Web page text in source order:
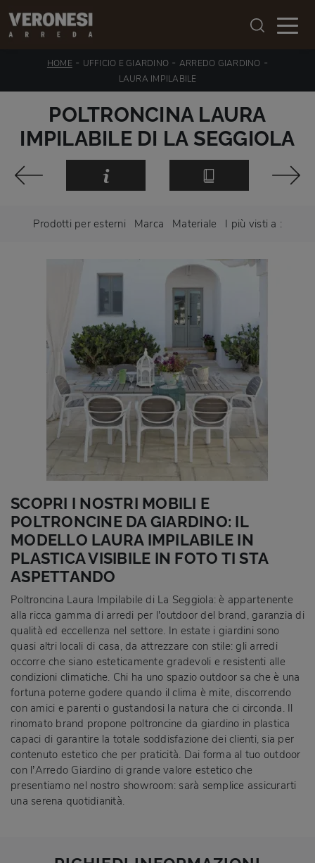
HOME - UFFICIO E GIARDINO - ARREDO GIARDINO -
LAURA IMPILABILE
POLTRONCINA LAURA
IMPILABILE DI LA SEGGIOLA
Prodotti per esterni Marca Materiale I più visti a :
SCOPRI I NOSTRI MOBILI E
POLTRONCINE DA GIARDINO: IL
MODELLO LAURA IMPILABILE IN
PLASTICA VISIBILE IN FOTO TI STA
ASPETTANDO
Poltroncina Laura Impilabile di La Seggiola: è appartenente
alla ricca gamma di arredi per l'outdoor del brand, garanzia di
qualità ed eccellenza nel settore. In estate i giardini sono
quasi altri locali di casa, da attrezzare con stile: gli arredi
occorre che siano esteticamente gradevoli e resistenti alle
condizioni climatiche. Chi ha uno spazio outdoor sa che è una
fortuna poterne godere quando il clima è mite, discorrendo
con amici e parenti o gustandosi la natura che ci circonda. Il
rinomato brand propone poltroncine da giardino in plastica
capaci di garantire la totale soddisfazione dei clienti, sia per
contenuto estetico che per praticità. Dai forma al tuo outdoor
con l’Arredo Giardino di grande valore estetico che
presentiamo nel nostro showroom: sarà semplice assicurarti
una serena quotidianità.